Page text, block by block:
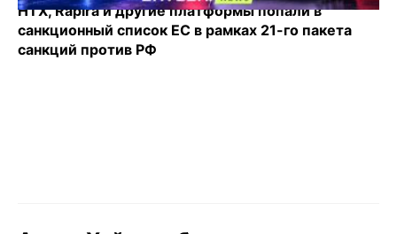
HTX, Rapira и другие платформы попали в
санкционный список ЕС в рамках 21-го пакета
санкций против РФ